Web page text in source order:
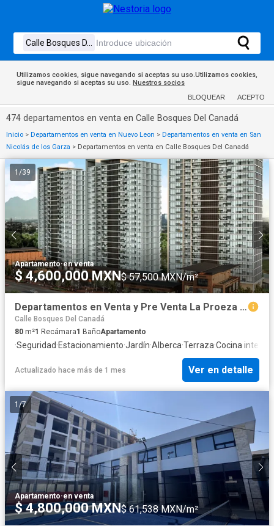
Utilizamos cookies, sigue navegando si aceptas su uso.Utilizamos cookies,
sigue navegando si aceptas su uso. Nuestros socios
BLOQUEAR ACEPTO
474 departamentos en venta en Calle Bosques Del Canadá
Inicio > Departamentos en venta en Nuevo Leon > Departamentos en venta en San
Nicolás de los Garza > Departamentos en venta en Calle Bosques Del Canadá
1 /39
Apartamento·en venta
$ 4,600,000 MXN$ 57,500 MXN/m²
Departamentos en Venta y Pre Venta La Proeza San Nicolas
Calle Bosques Del Canadá
80 m²1 Recámara1 BañoApartamento
·Seguridad·Estacionamiento·Jardín·Alberca·Terraza·Cocina integral
Actualizado hace más de 1 mes Ver en detalle
1 /7
Apartamento·en venta
$ 4,800,000 MXN$ 61,538 MXN/m²